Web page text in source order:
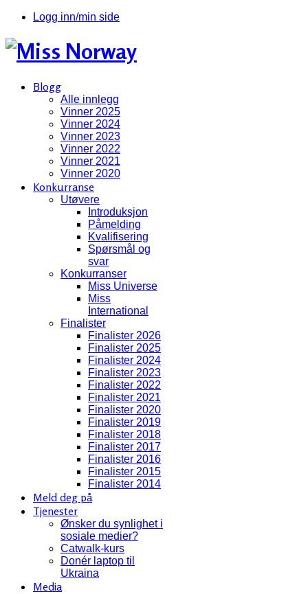
Logg inn/min side
Blogg
Alle innlegg
Vinner 2025
Vinner 2024
Vinner 2023
Vinner 2022
Vinner 2021
Vinner 2020
Konkurranse
Utøvere
Introduksjon
Påmelding
Kvalifisering
Spørsmål og
svar
Konkurranser
Miss Universe
Miss
International
Finalister
Finalister 2026
Finalister 2025
Finalister 2024
Finalister 2023
Finalister 2022
Finalister 2021
Finalister 2020
Finalister 2019
Finalister 2018
Finalister 2017
Finalister 2016
Finalister 2015
Finalister 2014
Meld deg på
Tjenester
Ønsker du synlighet i
sosiale medier?
Catwalk-kurs
Donér laptop til
Ukraina
Media